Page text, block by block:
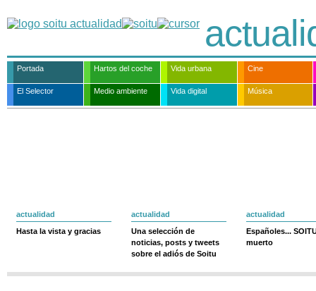
Portada Hartos del coche Vida urbana Cine
El Selector Medio ambiente Vida digital Música
actualidad
Hasta la vista y gracias
actualidad
Una selección de
noticias, posts y tweets
sobre el adiós de Soitu
actualidad
Españoles...
muerto